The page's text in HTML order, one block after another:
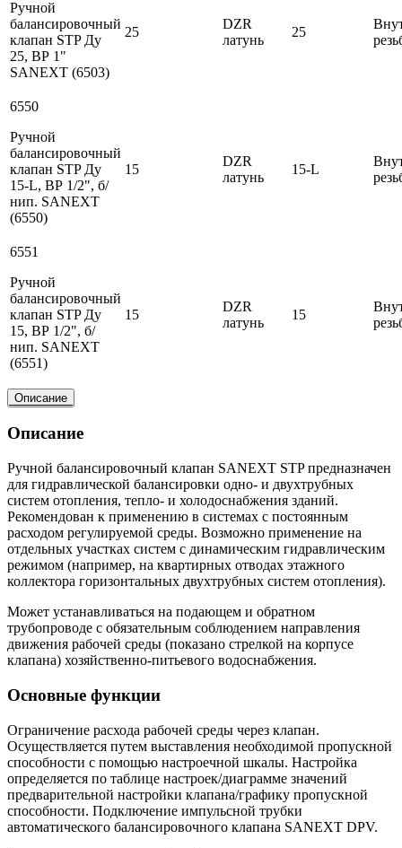
Ручной
балансировочный
клапан STP Ду
25, ВР 1"
SANEXT (6503)
25
DZR
латунь
25
6550
Ручной
балансировочный
клапан STP Ду
15-L, ВР 1/2", б/
нип. SANEXT
(6550)
15
DZR
латунь
15-L
6551
Ручной
балансировочный
клапан STP Ду
15, ВР 1/2", б/
нип. SANEXT
(6551)
15
DZR
латунь
15
Описание
Описание
Ручной балансировочный клапан SANEXT STP предназначен
для гидравлической балансировки одно- и двухтрубных
систем отопления, тепло- и холодоснабжения зданий.
Рекомендован к применению в системах с постоянным
расходом регулируемой среды. Возможно применение на
отдельных участках систем с динамическим гидравлическим
режимом (например, на квартирных отводах этажного
коллектора горизонтальных двухтрубных систем отопления).
Может устанавливаться на подающем и обратном
трубопроводе с обязательным соблюдением направления
движения рабочей среды (показано стрелкой на корпусе
клапана) хозяйственно-питьевого водоснабжения.
Основные функции
Ограничение расхода рабочей среды через клапан.
Осуществляется путем выставления необходимой пропускной
способности с помощью настроечной шкалы. Настройка
определяется по таблице настроек/диаграмме значений
предварительной настройки клапана/графику пропускной
способности. Подключение импульсной трубки
автоматического балансировочного клапана SANEXT DPV.